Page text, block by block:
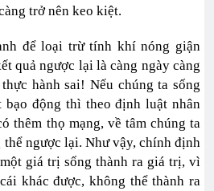
trở nên keo kiệt.
để loại trừ tính khí nóng giận
quả ngược lại là càng ngày càng
hành sai! Nếu chúng ta sống
bạo động thì theo định luật nhân
thêm thọ mạng, về tâm chúng ta
ngược lại. Như vậy, chính định
giá trị sống thành ra giá trị, vì
khác được, không thể thành ra